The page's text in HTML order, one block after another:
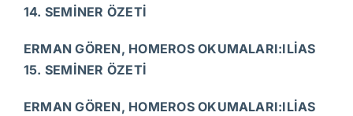
14. SEMİNER ÖZETİ
ERMAN GÖREN, HOMEROS OKUMALARI:ILİAS
15. SEMİNER ÖZETİ
ERMAN GÖREN, HOMEROS OKUMALARI:ILİAS